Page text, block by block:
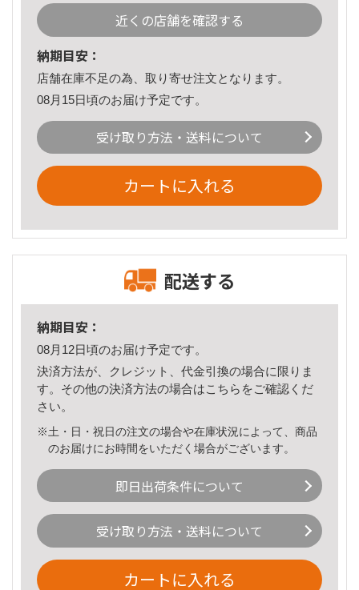
近くの店舗を確認する
納期目安：
店舗在庫不足の為、取り寄せ注文となります。
08月15日頃のお届け予定です。
受け取り方法・送料について
カートに入れる
配送する
納期目安：
08月12日頃のお届け予定です。
決済方法が、クレジット、代金引換の場合に限りま
す。その他の決済方法の場合はこちら をご確認くだ
さい。
※土・日・祝日の注文の場合や在庫状況によって、商品
のお届けにお時間をいただく場合がございます。
即日出荷条件について
受け取り方法・送料について
カートに入れる